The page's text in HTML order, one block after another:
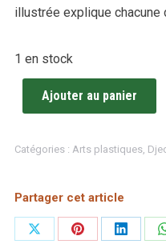
illustrée explique
1 en stock
Ajouter au panier
Catégories : Arts plastiques,
Partager cet article
PartagerPartager